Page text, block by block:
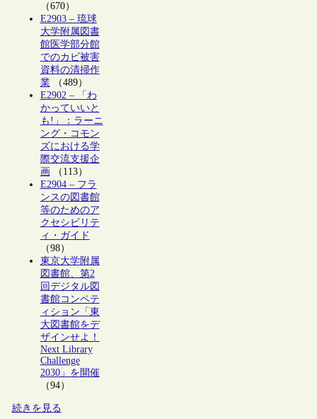
（670）
E2903 – 琉球
大学附属図書
館医学部分館
でのカビ被害
資料の清掃作
業（489）
E2902 – 「わ
かっていいと
も!」：ラーニ
ング・コモン
ズにおける学
際交流支援企
画 （113）
E2904 – フラ
ンスの図書館
等のためのア
クセシビリテ
ィ・ガイド
（98）
東京大学附属
図書館、第2
回デジタル図
書館コンペテ
ィション「東
大図書館をデ
ザインせよ！
Next Library
Challenge
2030」を開催
（94）
続きを見る